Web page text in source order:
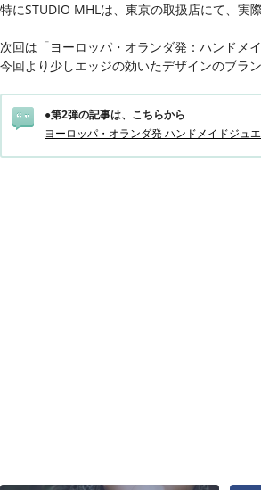
特にSTUDIO MHLは、東京の取扱店にて、実
次回は「ヨーロッパ・オランダ発：ハンドメ
今回より少しエッジの効いたデザインのブラ
●第2弾の記事は、こちらから
ヨーロッパ・オランダ発 ハンドメイドジュ